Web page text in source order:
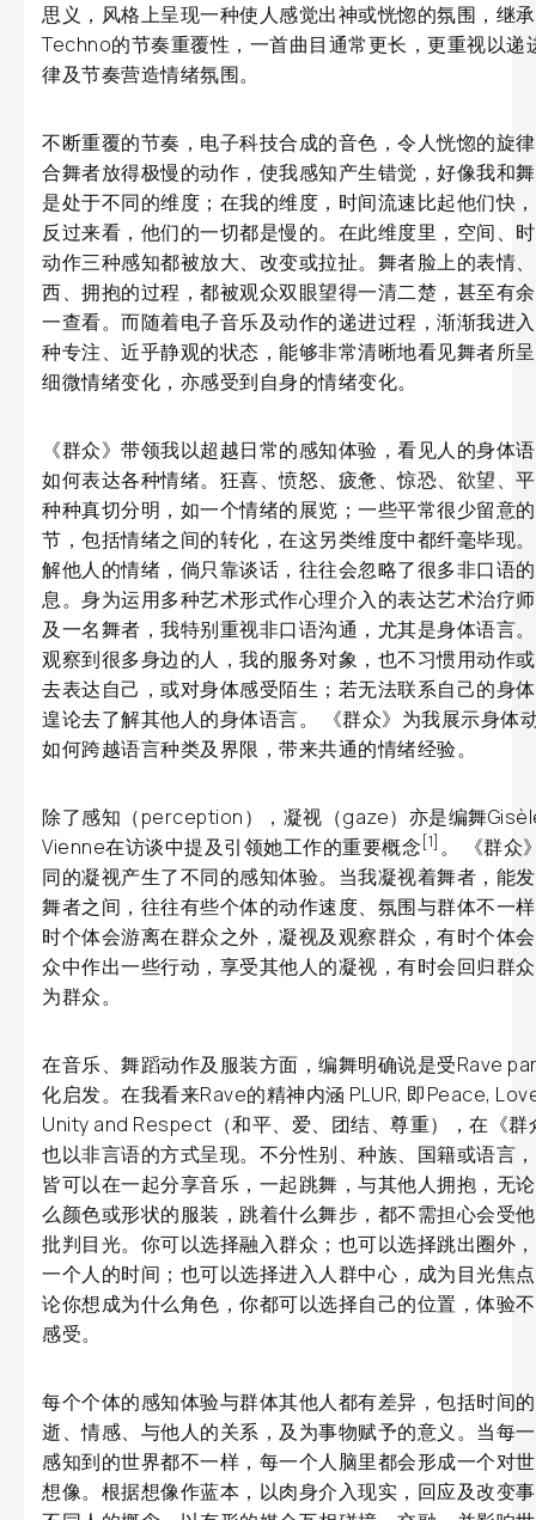
思义，风格上呈现一种使人感觉出神或恍惚的氛围，继
Techno的节奏重覆性，一首曲目通常更长，更重视以递
律及节奏营造情绪氛围。
不断重覆的节奏，电子科技合成的音色，令人恍惚的旋
合舞者放得极慢的动作，使我感知产生错觉，好像我和
是处于不同的维度；在我的维度，时间流速比起他们快
反过来看，他们的一切都是慢的。在此维度里，空间、
动作三种感知都被放大、改变或拉扯。舞者脸上的表情
西、拥抱的过程，都被观众双眼望得一清二楚，甚至有
一查看。而随着电子音乐及动作的递进过程，渐渐我进
种专注、近乎静观的状态，能够非常清晰地看见舞者所
细微情绪变化，亦感受到自身的情绪变化。
《群众》带领我以超越日常的感知体验，看见人的身体
如何表达各种情绪。狂喜、愤怒、疲惫、惊恐、欲望、
种种真切分明，如一个情绪的展览；一些平常很少留意
节，包括情绪之间的转化，在这另类维度中都纤毫毕现
解他人的情绪，倘只靠谈话，往往会忽略了很多非口语
息。身为运用多种艺术形式作心理介入的表达艺术治疗
及一名舞者，我特别重视非口语沟通，尤其是身体语言
观察到很多身边的人，我的服务对象，也不习惯用动作
去表达自己，或对身体感受陌生；若无法联系自己的身
遑论去了解其他人的身体语言。 《群众》为我展示身体
如何跨越语言种类及界限，带来共通的情绪经验。
除了感知（perception），凝视（gaze）亦是编舞
Vienne在访谈中提及引领她工作的重要概念 [1] 。 《群众
同的凝视产生了不同的感知体验。当我凝视着舞者，能
舞者之间，往往有些个体的动作速度、氛围与群体不一
时个体会游离在群众之外，凝视及观察群众，有时个体
众中作出一些行动，享受其他人的凝视，有时会回归群
为群众。
在音乐、舞蹈动作及服装方面，编舞明确说是受Rave
化启发。在我看来Rave的精神内涵 PLUR, 即Peace,
Unity and Respect（和平、爱、团结、尊重），在《群
也以非言语的方式呈现。不分性别、种族、国籍或语言
皆可以在一起分享音乐，一起跳舞，与其他人拥抱，无
么颜色或形状的服装，跳着什么舞步，都不需担心会受
批判目光。你可以选择融入群众；也可以选择跳出圈外
一个人的时间；也可以选择进入人群中心，成为目光焦
论你想成为什么角色，你都可以选择自己的位置，体验
感受。
每个个体的感知体验与群体其他人都有差异，包括时间
逝、情感、与他人的关系，及为事物赋予的意义。当每
感知到的世界都不一样，每一个人脑里都会形成一个对
想像。根据想像作蓝本，以肉身介入现实，回应及改变